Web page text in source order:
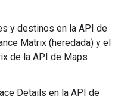
y destinos en la API de
Matrix (heredada) y el
de la API de Maps
Details en la API de